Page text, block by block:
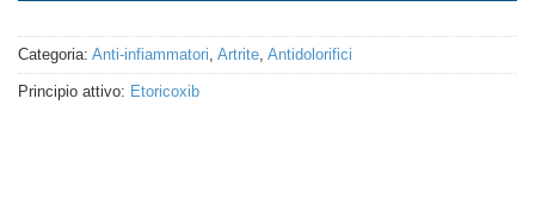
Categoria: Anti-infiammatori Artrite Antidolorifici
Principio attivo: Etoricoxib